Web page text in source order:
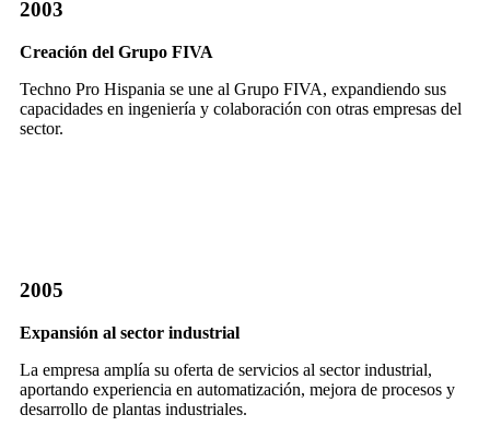
2003
Creación del Grupo FIVA
Techno Pro Hispania se une al Grupo FIVA, expandiendo sus
capacidades en ingeniería y colaboración con otras empresas del
sector.
2005
Expansión al sector industrial
La empresa amplía su oferta de servicios al sector industrial,
aportando experiencia en automatización, mejora de procesos y
desarrollo de plantas industriales.